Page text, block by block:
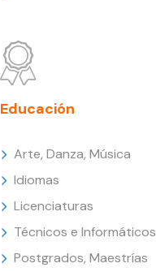
Educación
Arte, Danza, Música
Idiomas
Licenciaturas
Técnicos e Informáticos
Postgrados, Maestrías